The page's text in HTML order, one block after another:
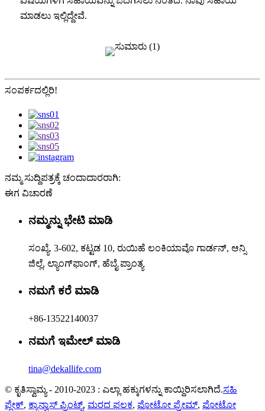
ಮಾಡಲು ಇಲ್ಲಿದ್ದೇವೆ.
ಸಂಪರ್ಕದಲ್ಲಿರಿ!
ನಮ್ಮ ಸುದ್ದಿಪತ್ರಕ್ಕೆ ಚಂದಾದಾರರಾಗಿ:
ಈಗ ವಿಚಾರಣೆ
ನಮ್ಮನ್ನು ಭೇಟಿ ಮಾಡಿ
ಸಂಖ್ಯೆ. 3-602, ಕಟ್ಟಡ 10, ರುಯಿಹೆ ಲಂಕಿಯಾವೊ ಗಾರ್ಡನ್, ಆನ್ಸಿ
ಜಿಲ್ಲೆ, ಲ್ಯಾಂಗ್‌ಫಾಂಗ್, ಹೆಬೈ ಪ್ರಾಂತ್ಯ
ನಮಗೆ ಕರೆ ಮಾಡಿ
+86-13522140037
ನಮಗೆ ಇಮೇಲ್ ಮಾಡಿ
tina@dekallife.com
© ಕೃತಿಸ್ವಾಮ್ಯ - 2010-2023 : ಎಲ್ಲಾ ಹಕ್ಕುಗಳನ್ನು ಕಾಯ್ದಿರಿಸಲಾಗಿದೆ.ಸಹಿ
ಪ್ಲೇಕ್, ಕ್ಯಾನ್ವಾಸ್ ಪ್ರಿಂಟ್ಸ್, ಮರದ ಫಲಕ, ಫೋಟೋ ಫ್ರೇಮ್, ಫೋಟೋ